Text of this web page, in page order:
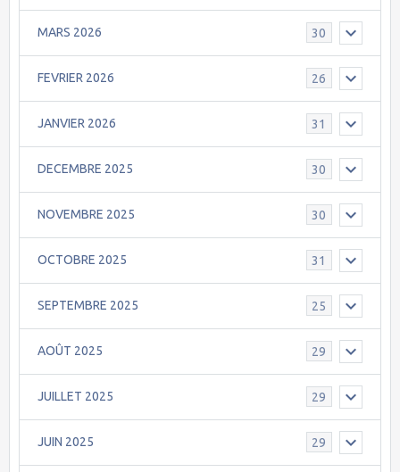
MARS 2026 30
FEVRIER 2026 26
JANVIER 2026 31
DECEMBRE 2025 30
NOVEMBRE 2025 30
OCTOBRE 2025 31
SEPTEMBRE 2025 25
AOÛT 2025 29
JUILLET 2025 29
JUIN 2025 29